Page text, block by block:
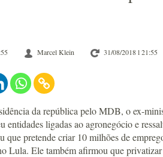
Marcel Klein 31/08/2018 l 21:55
da república pelo MDB, o ex-
entidades ligadas ao agronegócio e
que pretende criar 10 milhões de
Lula. Ele também afirmou que